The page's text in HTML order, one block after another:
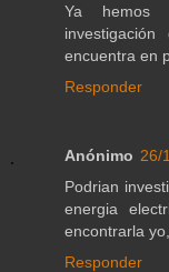
Ya hemos
encuentra en
Responder
Anónimo 26/
Podrian
energia
encontrarla
Responder